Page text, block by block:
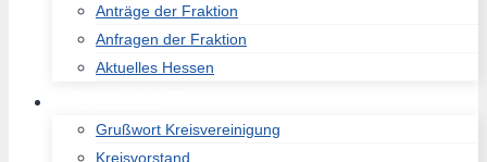
Anträge der Fraktion
Anfragen der Fraktion
Aktuelles Hessen
Grußwort Kreisvereinigung
Kreisvorstand